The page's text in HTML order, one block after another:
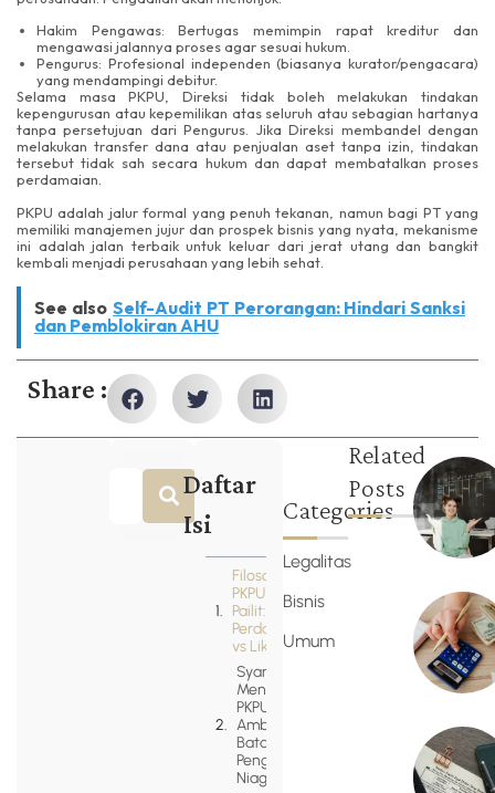
Hakim Pengawas: Bertugas memimpin rapat kreditur dan
mengawasi jalannya proses agar sesuai hukum.
Pengurus: Profesional independen (biasanya kurator/pengacara)
yang mendampingi debitur.
Selama masa PKPU, Direksi tidak boleh melakukan tindakan
kepengurusan atau kepemilikan atas seluruh atau sebagian hartanya
tanpa persetujuan dari Pengurus. Jika Direksi membandel dengan
melakukan transfer dana atau penjualan aset tanpa izin, tindakan
tersebut tidak sah secara hukum dan dapat membatalkan proses
perdamaian.
PKPU adalah jalur formal yang penuh tekanan, namun bagi PT yang
memiliki manajemen jujur dan prospek bisnis yang nyata, mekanisme
ini adalah jalan terbaik untuk keluar dari jerat utang dan bangkit
kembali menjadi perusahaan yang lebih sehat.
See also Self-Audit PT Perorangan: Hindari Sanksi
dan Pemblokiran AHU
Share :
Daftar
Isi
Filosofi
PKPU vs
Pailit:
Perdamaian
vs Likuidasi
Syarat
Mengajukan
PKPU:
Ambang
Batas ke
Pengadilan
Niaga
Categories
Legalitas
Bisnis
Umum
Related
Posts